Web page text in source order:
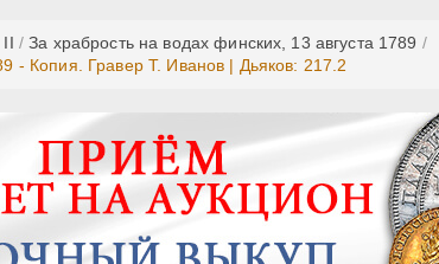
II /За храбрость на водах финских, 13 августа 1789 /
- Копия. Гравер T. Иванов | Дьяков: 217.2